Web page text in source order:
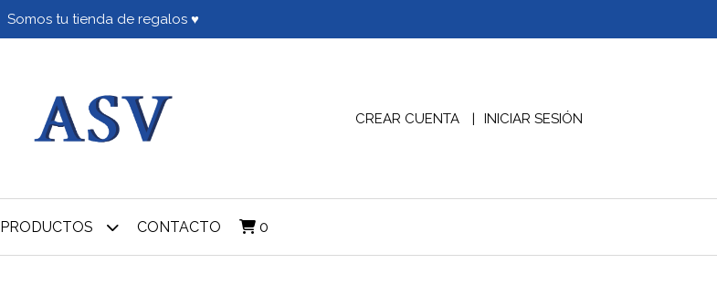
Somos tu tienda de regalos ♥
CREAR CUENTA INICIAR SESIÓN
PRODUCTOS CONTACTO 0